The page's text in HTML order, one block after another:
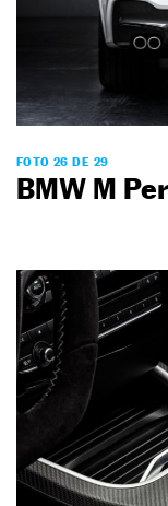
FOTO 26 DE 29
BMW M